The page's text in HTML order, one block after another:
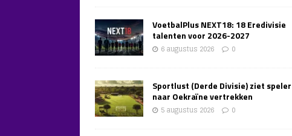
VoetbalPlus NEXT18: 18 Eredivisie
talenten voor 2026-2027
6 augustus 2026 0
Sportlust (Derde Divisie) ziet speler
naar Oekraïne vertrekken
5 augustus 2026 0